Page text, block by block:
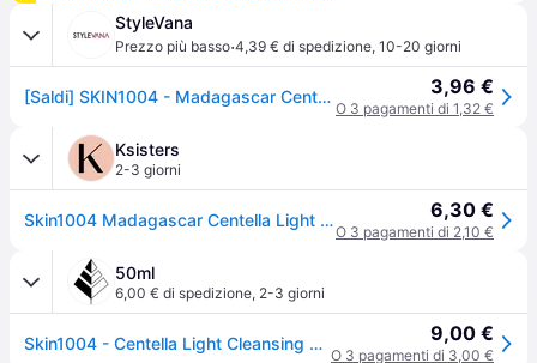
StyleVana
Prezzo più basso·4,39 € di spedizione, 10-20 giorni
[Saldi] SKIN1004 - Madagascar Centella Light Cleansing Oil - 30ml - Nessun colore 3,96 €
O 3 pagamenti di 1,32 €
Ksisters
2-3 giorni
Skin1004 Madagascar Centella Light Cleansing Oil - 30 ml 6,30 €
O 3 pagamenti di 2,10 €
50ml
6,00 € di spedizione, 2-3 giorni
Skin1004 - Centella Light Cleansing Oil 30 ml - Olio Viso Detergente Per Pelli Sensibili 9,00 €
O 3 pagamenti di 3,00 €